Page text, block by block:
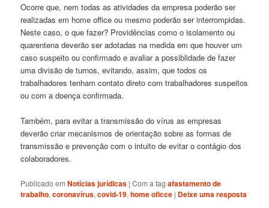
Ocorre que, nem todas as atividades da empresa poderão ser
realizadas em home office ou mesmo poderão ser interrompidas.
Neste caso, o que fazer? Providências como o isolamento ou
quarentena deverão ser adotadas na medida em que houver um
caso suspeito ou confirmado e avaliar a possiblidade de fazer
uma divisão de turnos, evitando, assim, que todos os
trabalhadores tenham contato direto com trabalhadores suspeitos
ou com a doença confirmada.
Também, para evitar a transmissão do vírus as empresas
deverão criar mecanismos de orientação sobre as formas de
transmissão e prevenção com o intuito de evitar o contágio dos
colaboradores.
Publicado em Notícias jurídicas |Com a tagafastamento de
trabalho,coronavírus,covid-19,home oficce | Deixe uma resposta